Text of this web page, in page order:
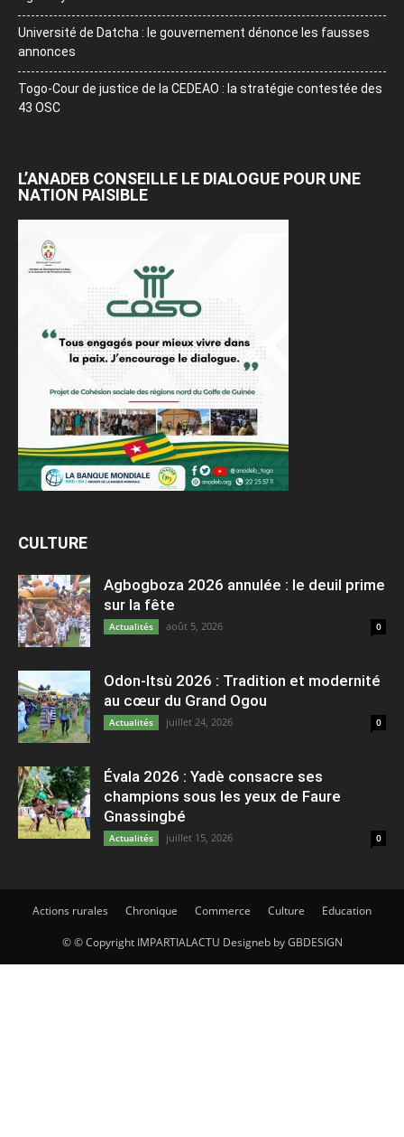
Université de Datcha : le gouvernement dénonce les fausses
annonces
Togo-Cour de justice de la CEDEAO : la stratégie contestée des
43 OSC
L’ANADEB CONSEILLE LE DIALOGUE POUR UNE
NATION PAISIBLE
CULTURE
Agbogboza 2026 annulée : le deuil prime
sur la fête
Actualités août 5, 2026 0
Odon-Itsù 2026 : Tradition et modernité
au cœur du Grand Ogou
Actualités juillet 24, 2026 0
Évala 2026 : Yadè consacre ses
champions sous les yeux de Faure
Gnassingbé
Actualités juillet 15, 2026 0
Actions rurales Chronique Commerce Culture Education
© © Copyright IMPARTIALACTU Designeb by GBDESIGN